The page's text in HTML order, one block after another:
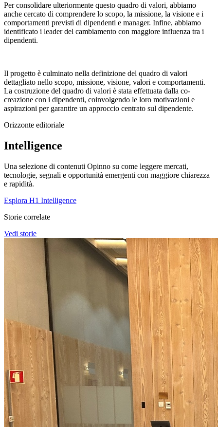
Per consolidare ulteriormente questo quadro di valori, abbiamo
anche cercato di comprendere lo scopo, la missione, la visione e i
comportamenti previsti di dipendenti e manager. Infine, abbiamo
identificato i leader del cambiamento con maggiore influenza tra i
dipendenti.
Il progetto è culminato nella definizione del quadro di valori
dettagliato nello scopo, missione, visione, valori e comportamenti.
La costruzione del quadro di valori è stata effettuata dalla co-
creazione con i dipendenti, coinvolgendo le loro motivazioni e
aspirazioni per garantire un approccio centrato sul dipendente.
Orizzonte editoriale
Intelligence
Una selezione di contenuti Opinno su come leggere mercati,
tecnologie, segnali e opportunità emergenti con maggiore chiarezza
e rapidità.
Esplora H1 Intelligence
Storie correlate
Vedi storie